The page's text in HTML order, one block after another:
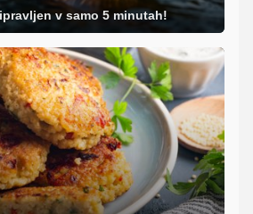
v samo 5 minutah!